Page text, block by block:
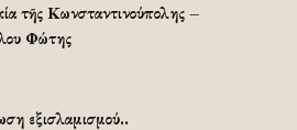
τῆς Κωνσταντινούπολης –
Φώτης
εξισλαμισμού..